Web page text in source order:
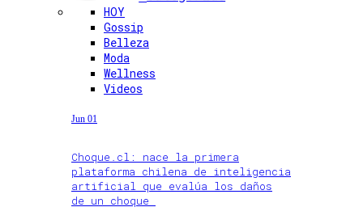
HOY
Gossip
Belleza
Moda
Wellness
Videos
Jun 01
Choque.cl: nace la primera
plataforma chilena de inteligencia
artificial que evalúa los daños
de un choque